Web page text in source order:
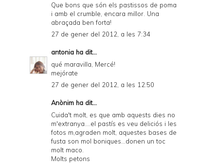
Que bons que són els pastissos de poma
i amb el crumble, encara millor. Una
abraçada ben forta!
27 de gener del 2012, a les 7:34
antonia ha dit...
qué maravilla, Mercé!
mejórate
27 de gener del 2012, a les 12:50
Anònim ha dit...
Cuida't molt, es que amb aquests dies no
m'extranya....el pastís es veu deliciós i les
fotos m,agraden molt, aquestes bases de
fusta son mol boniques...donen un toc
molt maco.
Molts petons